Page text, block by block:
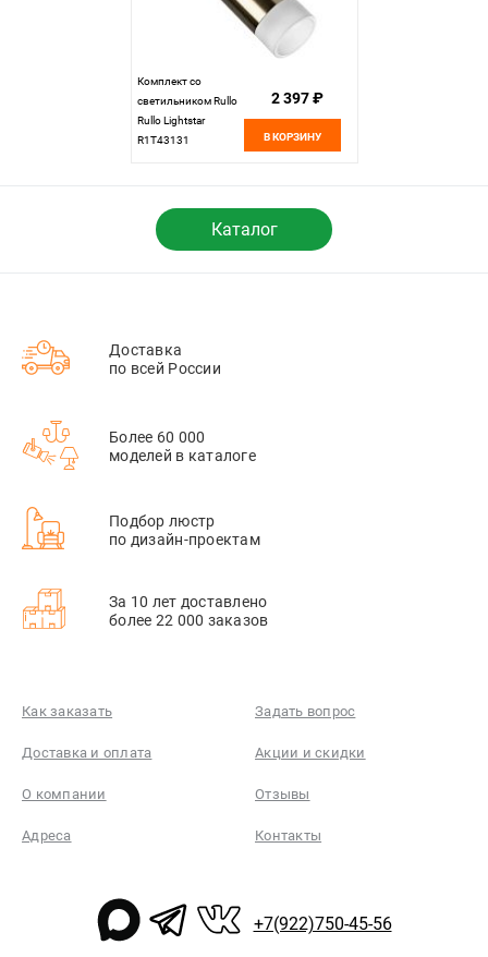
Комплект со
светильником Rullo
Rullo Lightstar
R1T43131
2 397 ₽
В КОРЗИНУ
Каталог
Доставка
по всей России
Более 60 000
моделей в каталоге
Подбор люстр
по дизайн-проектам
За 10 лет доставлено
более 22 000 заказов
Как заказать Задать вопрос
Доставка и оплата Акции и скидки
О компании Отзывы
Адреса Контакты
+7(922)750-45-56